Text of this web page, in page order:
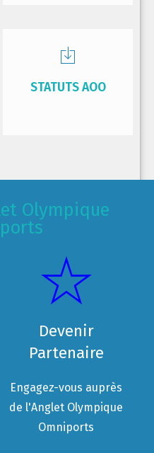
STATUTS AOO
Olympique
Devenir
Partenaire
Engagez-vous auprès
de l'Anglet Olympique
Omniports